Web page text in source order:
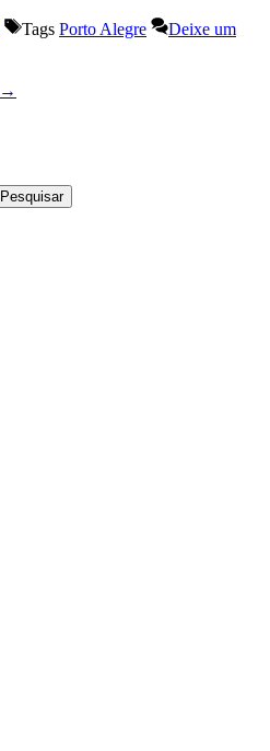
Tags Porto Alegre
Deixe um
→
Pesquisar